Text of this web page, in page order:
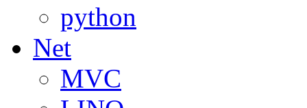
python
Net
MVC